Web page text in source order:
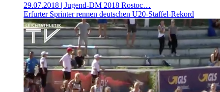
29.07.2018 | Jugend-DM 2018 Rostoc…
Erfurter Sprinter rennen deutschen U20-Staffel-Rekord